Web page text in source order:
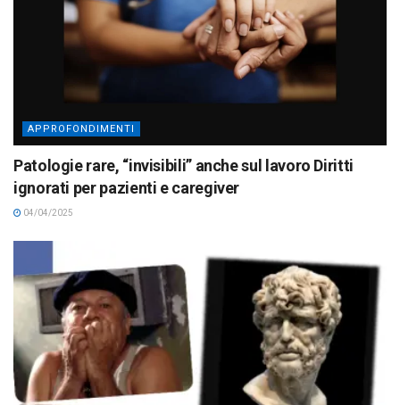
APPROFONDIMENTI
Patologie rare, “invisibili” anche sul lavoro Diritti
ignorati per pazienti e caregiver
04/04/2025